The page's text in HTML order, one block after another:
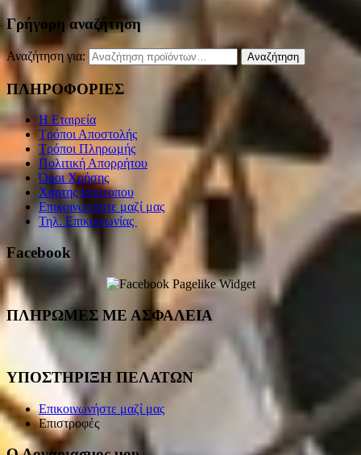
Γρήγορη αναζήτηση
Αναζήτηση για: Αναζήτηση
ΠΛΗΡΟΦΟΡΙΕΣ
Η Εταιρεία
Τρόποι Αποστολής
Τρόποι Πληρωμής
Πολιτική Απορρήτου
Όροι Χρήσης
Χάρτης Ιστότοπου
Επικοινωνήστε μαζί μας
Τηλ. Επικοινωνίας
Facebook
ΠΛΗΡΩΜΕΣ ΜΕ ΑΣΦΑΛΕΙΑ
ΥΠΟΣΤΗΡΙΞΗ ΠΕΛΑΤΩΝ
Επικοινωνήστε μαζί μας
Επιστροφές